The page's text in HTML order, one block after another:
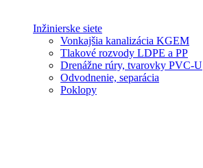
Inžinierske siete
Vonkajšia kanalizácia KGEM
Tlakové rozvody LDPE a PP
Drenážne rúry, tvarovky PVC-U
Odvodnenie, separácia
Poklopy